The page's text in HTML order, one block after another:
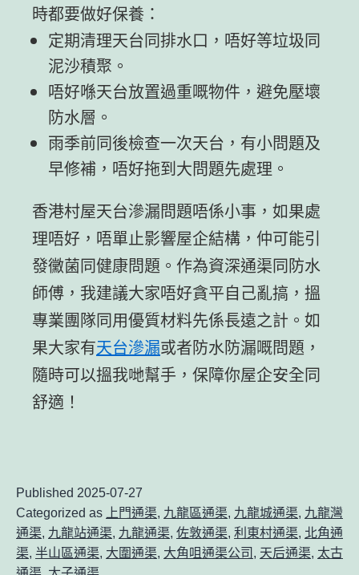
時都要做好保養：
定期清理天台同排水口，唔好等垃圾同
泥沙積聚。
唔好喺天台放置過重嘅物件，避免壓壞
防水層。
雨季前同後檢查一次天台，有小問題及
早修補，唔好拖到大問題先處理。
香港村屋天台滲漏問題唔係小事，如果處
理唔好，唔單止影響屋企結構，仲可能引
發黴菌同健康問題。作為資深通渠同防水
師傅，我建議大家唔好貪平自己亂搞，搵
專業團隊同用優質材料先係長遠之計。如
果大家有天台滲漏或者防水防漏嘅問題，
隨時可以搵我哋幫手，保障你屋企安全同
舒適！
Published 2025-07-27
Categorized as
上門通渠, 九龍區通渠, 九龍城通渠, 九龍灣
通渠, 九龍站通渠, 九龍通渠, 佐敦通渠, 利東村通渠, 北角通
渠, 半山區通渠, 大圍通渠, 大角咀通渠公司 , 天后通渠, 太古